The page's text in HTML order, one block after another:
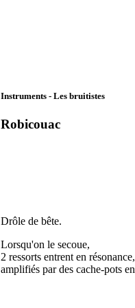
Instruments - Les bruitistes
Robicouac
Drôle de bête.
Lorsqu'on le secoue,
2 ressorts entrent en résonance,
amplifiés par des cache-pots